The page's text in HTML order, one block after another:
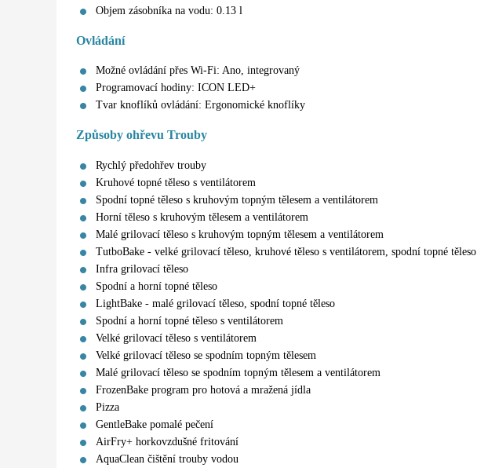
Objem zásobníka na vodu: 0.13 l
Ovládání
Možné ovládání přes Wi-Fi: Ano, integrovaný
Programovací hodiny: ICON LED+
Tvar knoflíků ovládání: Ergonomické knoflíky
Způsoby ohřevu Trouby
Rychlý předohřev trouby
Kruhové topné těleso s ventilátorem
Spodní topné těleso s kruhovým topným tělesem a ventilátorem
Horní těleso s kruhovým tělesem a ventilátorem
Malé grilovací těleso s kruhovým topným tělesem a ventilátorem
TutboBake - velké grilovací těleso, kruhové těleso s ventilátorem, spodní topné těleso
Infra grilovací těleso
Spodní a horní topné těleso
LightBake - malé grilovací těleso, spodní topné těleso
Spodní a horní topné těleso s ventilátorem
Velké grilovací těleso s ventilátorem
Velké grilovací těleso se spodním topným tělesem
Malé grilovací těleso se spodním topným tělesem a ventilátorem
FrozenBake program pro hotová a mražená jídla
Pizza
GentleBake pomalé pečení
AirFry+ horkovzdušné fritování
AquaClean čištění trouby vodou